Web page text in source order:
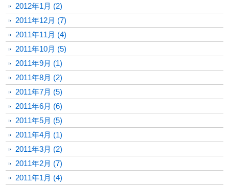
2012年1月 (2)
2011年12月 (7)
2011年11月 (4)
2011年10月 (5)
2011年9月 (1)
2011年8月 (2)
2011年7月 (5)
2011年6月 (6)
2011年5月 (5)
2011年4月 (1)
2011年3月 (2)
2011年2月 (7)
2011年1月 (4)